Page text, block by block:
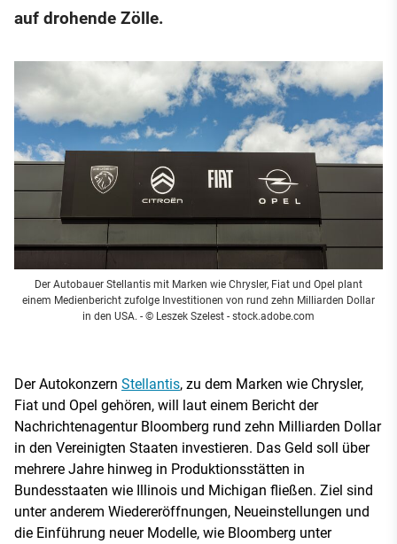
auf drohende Zölle.
Der Autobauer Stellantis mit Marken wie Chrysler, Fiat und Opel plant
einem Medienbericht zufolge Investitionen von rund zehn Milliarden Dollar
in den USA. - © Leszek Szelest - stock.adobe.com
Der Autokonzern Stellantis, zu dem Marken wie Chrysler,
Fiat und Opel gehören, will laut einem Bericht der
Nachrichtenagentur Bloomberg rund zehn Milliarden Dollar
in den Vereinigten Staaten investieren. Das Geld soll über
mehrere Jahre hinweg in Produktionsstätten in
Bundesstaaten wie Illinois und Michigan fließen. Ziel sind
unter anderem Wiedereröffnungen, Neueinstellungen und
die Einführung neuer Modelle, wie Bloomberg unter